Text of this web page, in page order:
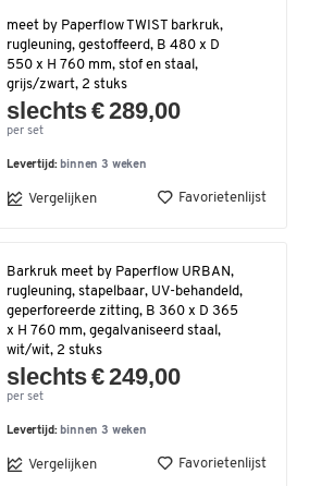
meet by Paperflow TWIST barkruk,
rugleuning, gestoffeerd, B 480 x D
550 x H 760 mm, stof en staal,
grijs/zwart, 2 stuks
slechts € 289,00
per set
Levertijd: binnen 3 weken
Vergelijken Favorietenlijst
Barkruk meet by Paperflow URBAN,
rugleuning, stapelbaar, UV-behandeld,
geperforeerde zitting, B 360 x D 365
x H 760 mm, gegalvaniseerd staal,
wit/wit, 2 stuks
slechts € 249,00
per set
Levertijd: binnen 3 weken
Vergelijken Favorietenlijst